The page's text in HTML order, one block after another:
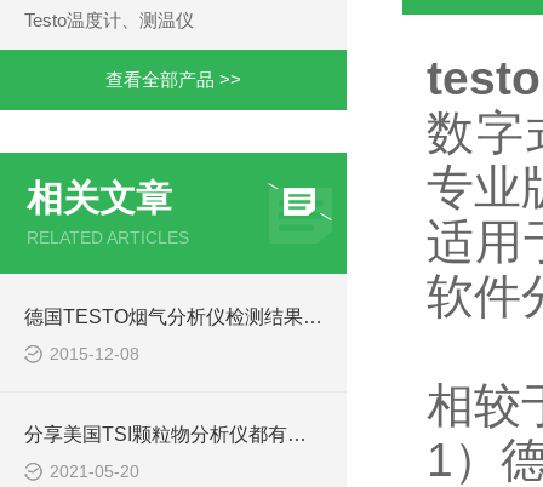
Testo温度计、测温仪
查看全部产品 >>
相关文章
RELATED ARTICLES
德国TESTO烟气分析仪检测结果误差偏大的因由
2015-12-08
分享美国TSI颗粒物分析仪都有哪些典型的应用！
2021-05-20
数字
专业
适用
软件
相较
1）